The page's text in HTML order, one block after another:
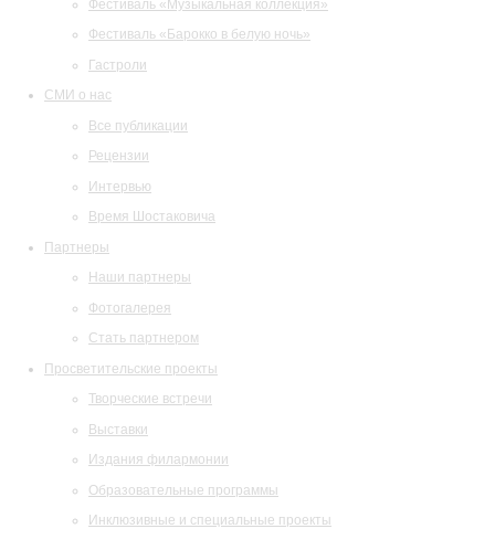
Фестиваль «Музыкальная коллекция»
Фестиваль «Барокко в белую ночь»
Гастроли
СМИ о нас
Все публикации
Рецензии
Интервью
Время Шостаковича
Партнеры
Наши партнеры
Фотогалерея
Стать партнером
Просветительские проекты
Творческие встречи
Выставки
Издания филармонии
Образовательные программы
Инклюзивные и специальные проекты